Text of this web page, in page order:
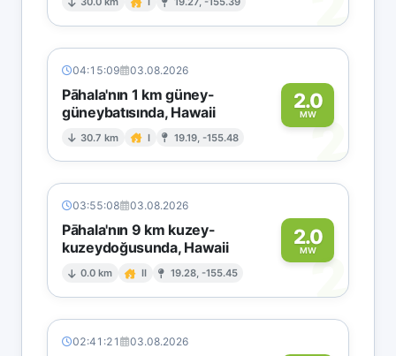
04:15:09 03.08.2026
Pāhala'nın 1 km güney-
güneybatısında, Hawaii
30.7 km I 19.19, -155.48
2.0
MW2
03:55:08 03.08.2026
Pāhala'nın 9 km kuzey-
kuzeydoğusunda, Hawaii
0.0 km II 19.28, -155.45
2.0
MW2
02:41:21 03.08.2026